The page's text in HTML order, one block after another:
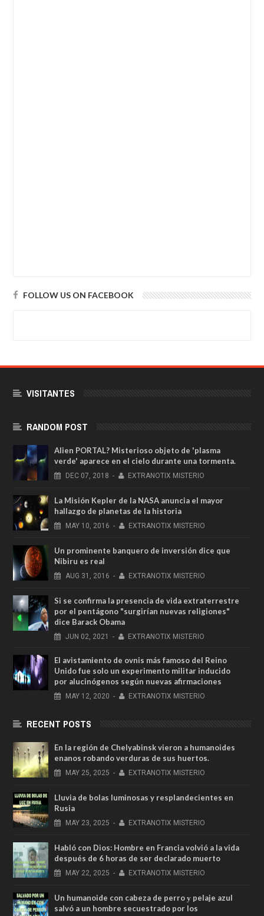
FOLLOW US ON FACEBOOK
VISITANTES
RANDOM POST
Alien PORTAL? Misterioso objeto de 'plasma
verde' aparece en el cielo durante una tormenta.
DEC 07, 2018 - EXTRANOTIX MISTERIO
La Misión Kepler de la NASA anuncia el mayor
hallazgo de planetas de la historia
MAY 10, 2016 - EXTRANOTIX MISTERIO
Un prominente banquero de inversión dice que
Nibiru es real
AUG 31, 2016 - EXTRANOTIX MISTERIO
Si se confirma la presencia de vida extraterrestre
por el pentágono "surgirían nuevas religiones"
dice Barack Obama
JUN 02, 2021 - EXTRANOTIX MISTERIO
El avistamiento de ovnis más famoso del Reino
Unido fue solo un experimento militar inducido
por alucinógenos según nuevas afirmaciones
MAY 12, 2020 - EXTRANOTIX MISTERIO
RECENT POSTS
En la región de Chelyabinsk vieron a humanoides
enanos robando verduras de sus huertos.
MAY 25, 2025 - EXTRANOTIX MISTERIO
Lluvia de bolas luminosas y resplandecientes en
Rusia
MAY 23, 2025 - EXTRANOTIX MISTERIO
Habló con Dios: Hombre en Francia volvió a la vida
después de 6 horas de ser declarado muerto
MAY 22, 2025 - EXTRANOTIX MISTERIO
Un humanoide con cabeza de perro у pelaje azul
salvó a un hombre secuestrado por los